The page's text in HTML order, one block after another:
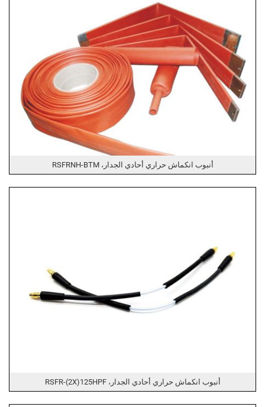
أنبوب انكماش حراري أحادي الجدار، RSFRNH-BTM
أنبوب انكماش حراري أحادي الجدار، RSFR-(2X)125HPF